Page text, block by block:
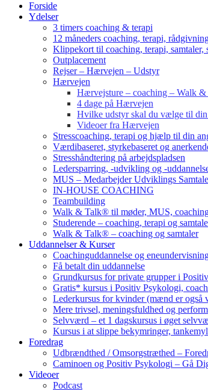
Forside
Ydelser
3 timers coaching & terapi
12 måneders coaching, terapi,
Klippekort til coaching, terapi, samtaler,
Outplacement
Rejser – Hærvejen – Udstyr
Hærvejen
Hærvejsture – coaching – Walk &
4 dage på Hærvejen
Hvilke udstyr skal du vælge til din
Videoer fra Hærvejen
Stresscoaching, terapi og hjælp til din
Værdibaseret, styrkebaseret og
Stresshåndtering på arbejdspladsen
Ledersparring, -udvikling og -
MUS – Medarbejder Udviklings
IN-HOUSE COACHING
Teambuilding
Walk & Talk® til møder, MUS,
Studerende – coaching, terapi og
Walk & Talk® – coaching og samtaler
Uddannelser & Kurser
Coachinguddannelse og
Få betalt din uddannelse
Grundkursus for private grupper i
Gratis* kursus i Positiv Psykologi,
Lederkursus for kvinder (mænd er også
Mere trivsel, meningsfuldhed og
Selvværd – et 1 dagskursus i øget
Kursus i at slippe bekymringer,
Foredrag
Udbrændthed / Omsorgstræthed –
Caminoen og Positiv Psykologi – Gå
Videoer
Podcast